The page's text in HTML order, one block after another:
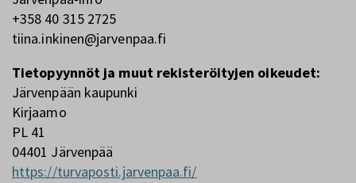
+358 40 315 2725
tiina.inkinen@jarvenpaa.fi
Tietopyynnöt ja muut rekisteröityjen oikeudet:
Järvenpään kaupunki
Kirjaamo
PL 41
04401 Järvenpää
https://turvaposti.jarvenpaa.fi/